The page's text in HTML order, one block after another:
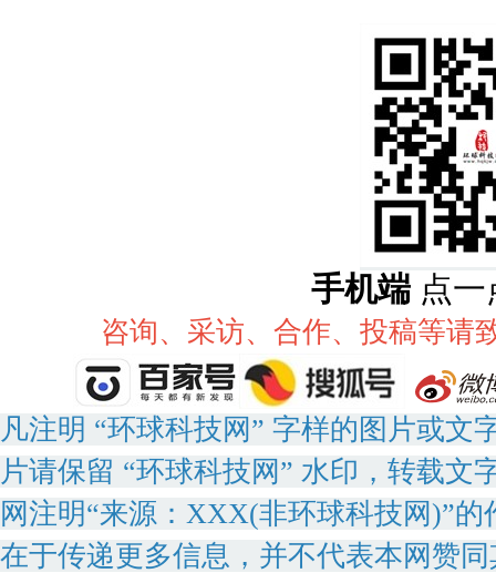
手机端 点
咨询、采访、合作、投稿等请
凡注明 “环球科技网” 字样的图片或文
片请保留 “环球科技网” 水印，转载文
网注明“来源：XXX(非环球科技网)”
在于传递更多信息，并不代表本网赞